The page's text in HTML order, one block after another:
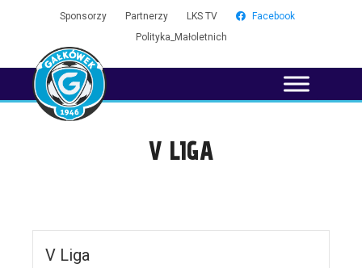
Sponsorzy Partnerzy LKS TV
Facebook
Polityka_Małoletnich
V LIGA
V Liga